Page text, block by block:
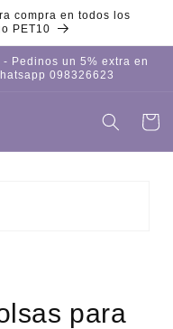
compra en todos los
PET10
Pedinos un 5% extra en
098326623
Iniciar
sesión
Carrito
para